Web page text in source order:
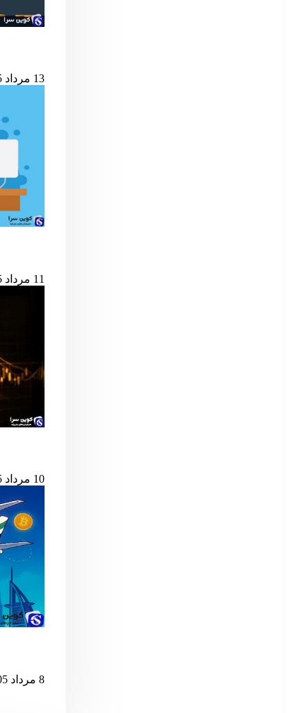
13 مرداد 1405
11 مرداد 1405
10 مرداد 1405
8 مرداد 1405